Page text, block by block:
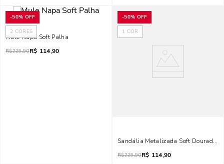
-50% OFF
2 CORES
Mule Napa Soft Palha
R$229,90R$ 114,90
-50% OFF
1 COR
Sandália Metalizada Soft Dourada
R$229,90R$ 114,90